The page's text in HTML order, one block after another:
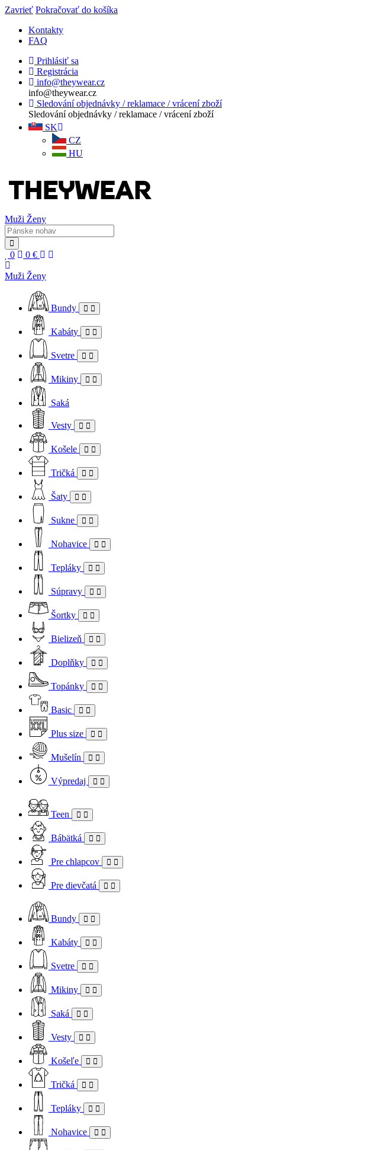
Zavrieť Pokračovať do košíka
Kontakty
FAQ
Prihlásiť sa
Registrácia
info@theywear.cz
info@theywear.cz
Sledování objednávky / reklamace / vrácení zboží
Sledování objednávky / reklamace / vrácení zboží
SK
CZ
HU
Muži Ženy
0 0 €
Muži Ženy
Bundy
Kabáty
Svetre
Mikiny
Saká
Vesty
Košele
Tričká
Šaty
Sukne
Nohavice
Tepláky
Súpravy
Šortky
Bielizeň
Doplňky
Topánky
Basic
Plus size
Mušelín
Výpredaj
Teen
Bábätká
Pre chlapcov
Pre dievčatá
Bundy
Kabáty
Svetre
Mikiny
Saká
Vesty
Košeľe
Tričká
Tepláky
Nohavice